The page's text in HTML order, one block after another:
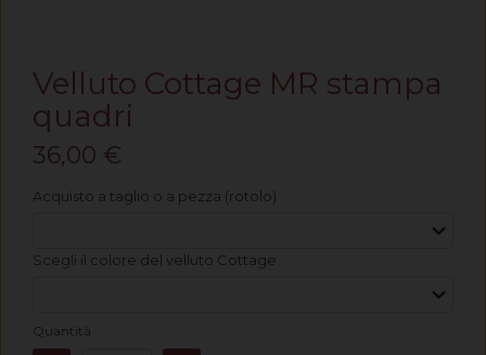
Velluto Cottage MR stampa
quadri
36,00 €
Acquisto a taglio o a pezza (rotolo)
Scegli il colore del velluto Cottage
Quantità